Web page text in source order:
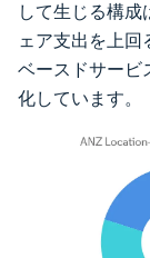
して生じる構
ェア支出を上回
ベースドサービ
化しています。